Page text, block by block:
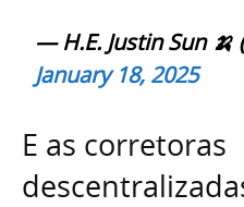
— H.E. Justin Sun
January 18, 2025
E as corretoras